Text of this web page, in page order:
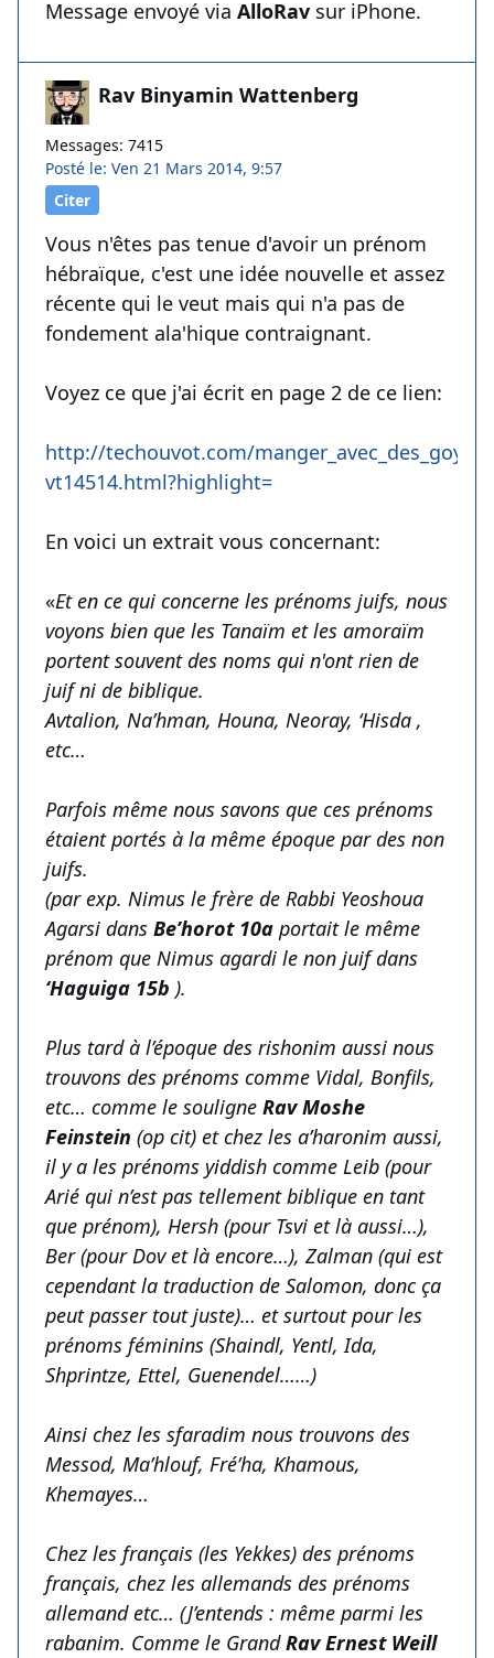
Message envoyé via AlloRav sur iPhone.
Rav Binyamin Wattenberg
Messages: 7415
Posté le: Ven 21 Mars 2014, 9:57
Citer
Vous n'êtes pas tenue d'avoir un prénom
hébraïque, c'est une idée nouvelle et assez
récente qui le veut mais qui n'a pas de
fondement ala'hique contraignant.
Voyez ce que j'ai écrit en page 2 de ce lien:
http://techouvot.com/manger_avec_des_goyim-
vt14514.html?highlight=
En voici un extrait vous concernant:
«Et en ce qui concerne les prénoms juifs, nous
voyons bien que les Tanaïm et les amoraïm
portent souvent des noms qui n'ont rien de
juif ni de biblique.
Avtalion, Na’hman, Houna, Neoray, ‘Hisda ,
etc…
Parfois même nous savons que ces prénoms
étaient portés à la même époque par des non
juifs.
(par exp. Nimus le frère de Rabbi Yeoshoua
Agarsi dans Be’horot 10a portait le même
prénom que Nimus agardi le non juif dans
‘Haguiga 15b ).
Plus tard à l’époque des rishonim aussi nous
trouvons des prénoms comme Vidal, Bonfils,
etc… comme le souligne Rav Moshe
Feinstein (op cit) et chez les a’haronim aussi,
il y a les prénoms yiddish comme Leib (pour
Arié qui n’est pas tellement biblique en tant
que prénom), Hersh (pour Tsvi et là aussi…),
Ber (pour Dov et là encore…), Zalman (qui est
cependant la traduction de Salomon, donc ça
peut passer tout juste)… et surtout pour les
prénoms féminins (Shaindl, Yentl, Ida,
Shprintze, Ettel, Guenendel……)
Ainsi chez les sfaradim nous trouvons des
Messod, Ma’hlouf, Fré’ha, Khamous,
Khemayes…
Chez les français (les Yekkes) des prénoms
français, chez les allemands des prénoms
allemand etc… (J’entends : même parmi les
rabanim. Comme le GrandRav Ernest Weill